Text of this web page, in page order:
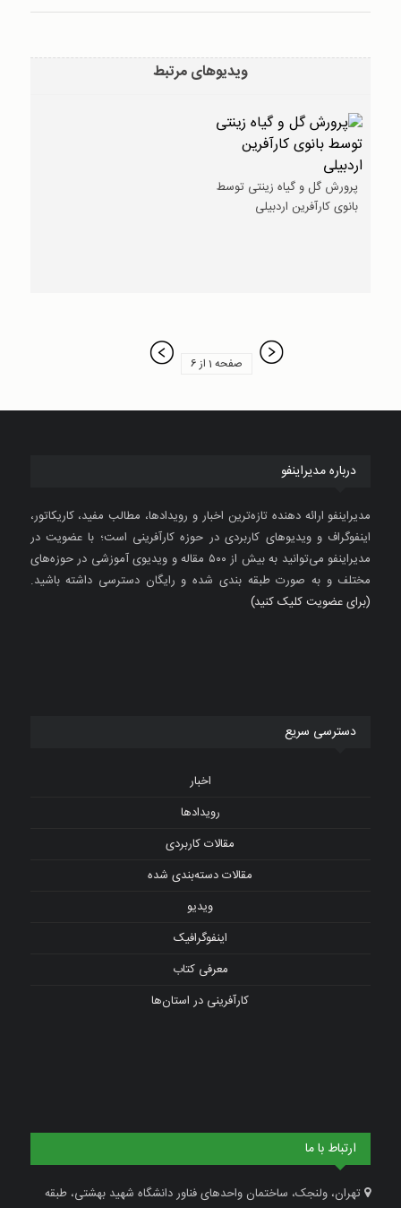
ویدیوهای مرتبط
پرورش گل و گیاه زینتی توسط
بانوی کارآفرین اردبیلی
صفحه 1 از 6
درباره مدیراینفو
مدیراینفو ارائه دهنده تازه‌ترین اخبار و رویدادها، مطالب مفید، کاریکاتور،
اینفوگراف و ویدیوهای کاربردی در حوزه کارآفرینی است؛ با عضویت در
مدیراینفو می‌توانید به بیش از ۵۰۰ مقاله و ویدیوی آموزشی در حوزه‌های
مختلف و به صورت طبقه بندی شده و رایگان دسترسی داشته باشید.
(برای عضویت کلیک کنید)
دسترسی سریع
اخبار
رویدادها
مقالات کاربردی
مقالات دسته‌بندی شده
ویدیو
اینفوگرافیک
معرفی کتاب
کارآفرینی در استان‌ها
ارتباط با ما
تهران، ولنجک، ساختمان واحدهای فناور دانشگاه شهید بهشتی، طبقه